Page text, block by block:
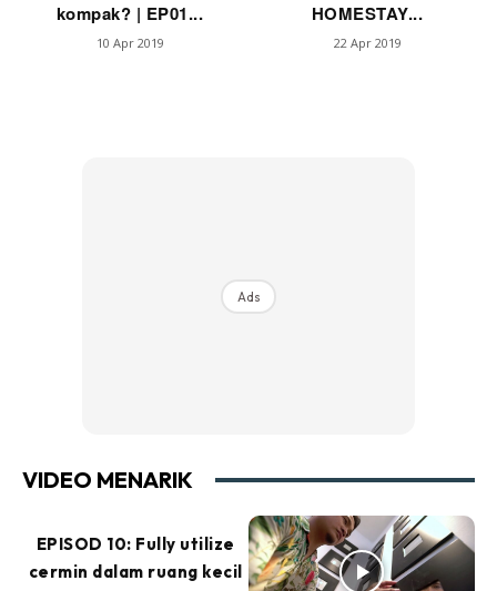
kompak? | EP01...
10 Apr 2019
HOMESTAY...
22 Apr 2019
Ads
VIDEO MENARIK
EPISOD 10: Fully utilize
cermin dalam ruang kecil